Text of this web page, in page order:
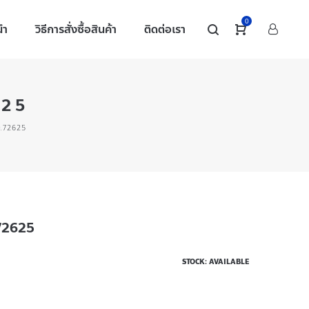
วิธีการสั่งซื้อสินค้า ติดต่อเรา 0
STOCK: AVAILABLE